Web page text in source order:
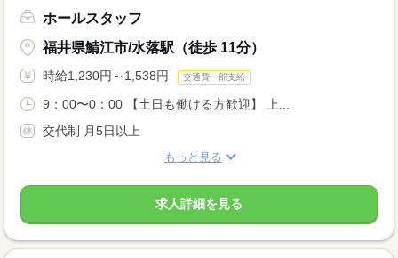
ホールスタッフ
福井県鯖江市/水落駅（徒歩 11分）
時給1,230円～1,538円 交通費一部支給
9：00〜0：00 【土日も働ける方歓迎】 上...
交代制 月5日以上
もっと見る
求人詳細を見る